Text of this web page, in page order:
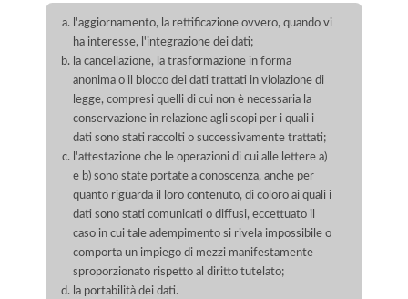
l'aggiornamento, la rettificazione ovvero, quando vi
ha interesse, l'integrazione dei dati;
la cancellazione, la trasformazione in forma
anonima o il blocco dei dati trattati in violazione di
legge, compresi quelli di cui non è necessaria la
conservazione in relazione agli scopi per i quali i
dati sono stati raccolti o successivamente trattati;
l'attestazione che le operazioni di cui alle lettere a)
e b) sono state portate a conoscenza, anche per
quanto riguarda il loro contenuto, di coloro ai quali i
dati sono stati comunicati o diffusi, eccettuato il
caso in cui tale adempimento si rivela impossibile o
comporta un impiego di mezzi manifestamente
sproporzionato rispetto al diritto tutelato;
la portabilità dei dati.